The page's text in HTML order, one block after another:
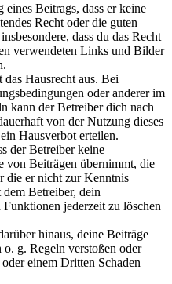
Beitrags, dass er keine
Recht oder die guten
dass du das Recht
verwendeten Links und Bilder
Hausrecht aus. Bei
oder anderer im
kann der Betreiber dich nach
von der Nutzung dieses
Hausverbot erteilen.
der Betreiber keine
von Beiträgen übernimmt, die
die er nicht zur Kenntnis
dem Betreiber, dein
jederzeit zu löschen
hinaus, deine Beiträge
o. g. Regeln verstoßen oder
einem Dritten Schaden